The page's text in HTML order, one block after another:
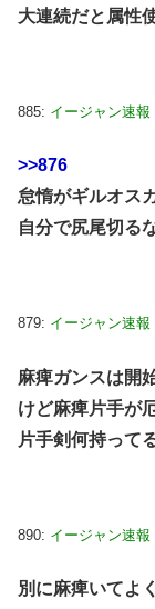
大連続だと属性
885: イージャン速報
>>876
怠惰がギルオス
自分で尻尾切る
879: イージャン速報
麻痺ガンスは開
けど麻痺片手が
片手剣何持って
890: イージャン速報
別に麻痺いてよ